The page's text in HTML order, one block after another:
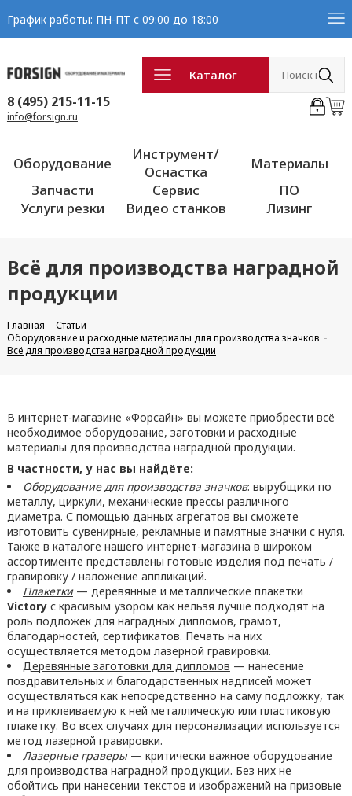
График работы: ПН-ПТ с 09:00 до 18:00
Каталог
8 (495) 215-11-15
info@forsign.ru
Оборудование
Инструмент/
Оснастка
Материалы
Запчасти
Сервис
ПО
Услуги резки
Видео станков Лизинг
Всё для производства наградной
продукции
Главная
Статьи
Оборудование и расходные материалы для производства значков
Всё для производства наградной продукции
В интернет-магазине «Форсайн» вы можете приобрести всё
необходимое оборудование, заготовки и расходные
материалы для производства наградной продукции.
В частности, у нас вы найдёте:
Оборудование для производства значков: вырубщики по
металлу, циркули, механические прессы различного
диаметра. С помощью данных агрегатов вы сможете
изготовить сувенирные, рекламные и памятные значки с нуля.
Также в каталоге нашего интернет-магазина в широком
ассортименте представлены готовые изделия под печать /
гравировку / наложение аппликаций.
Плакетки— деревянные и металлические плакетки
Victoryс красивым узором как нельзя лучше подходят на
роль подложек для наградных дипломов, грамот,
благодарностей, сертификатов. Печать на них
осуществляется методом лазерной гравировки.
Деревянные заготовки для дипломов — нанесение
поздравительных и благодарственных надписей может
осуществляться как непосредственно на саму подложку, так
и на приклеиваемую к ней металлическую или пластиковую
плакетку. Во всех случаях для персонализации используется
метод лазерной гравировки.
Лазерные граверы— критически важное оборудование
для производства наградной продукции. Без них не
обойтись при нанесении текстов и изображений на призовые